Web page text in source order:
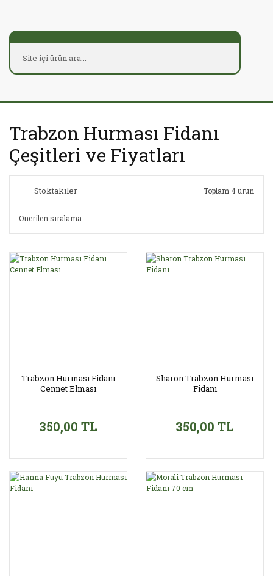
Trabzon Hurması Fidanı
Çeşitleri ve Fiyatları
Stoktakiler Toplam 4 ürün
Trabzon Hurması Fidanı
Cennet Elması
350,00 TL
Sharon Trabzon Hurması
Fidanı
350,00 TL